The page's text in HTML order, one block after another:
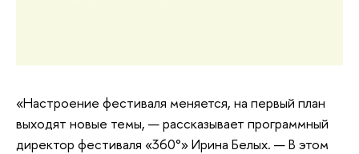
«Настроение фестиваля меняется, на первый план
выходят новые темы, — рассказывает программный
директор фестиваля «360°» Ирина Белых. — В этом